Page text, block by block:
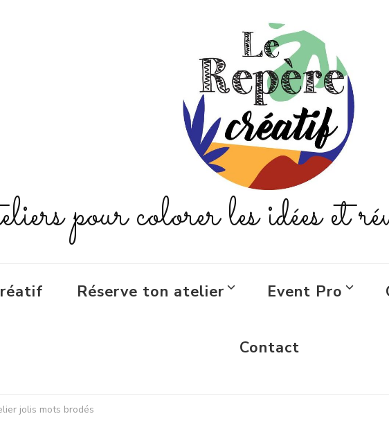
pour colorer les idées et
Réserve ton atelier Event Pro
Contact
jolis mots brodés